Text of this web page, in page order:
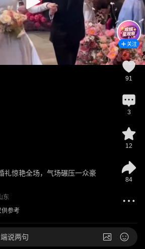
礼惊艳全场，气场碾压一众豪
东
供参考
关注
91
3
12
84
说两句